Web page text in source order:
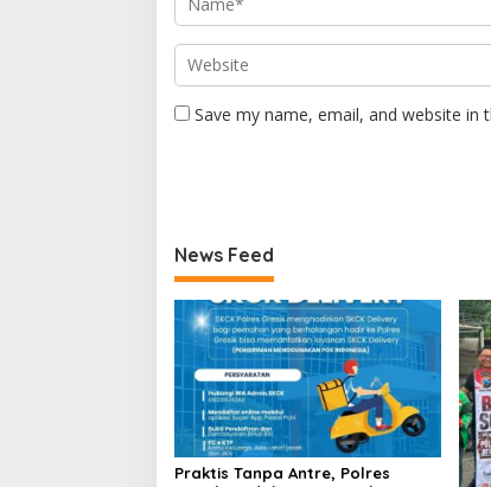
Save my name, email, and website
News Feed
Praktis Tanpa Antre, Polres